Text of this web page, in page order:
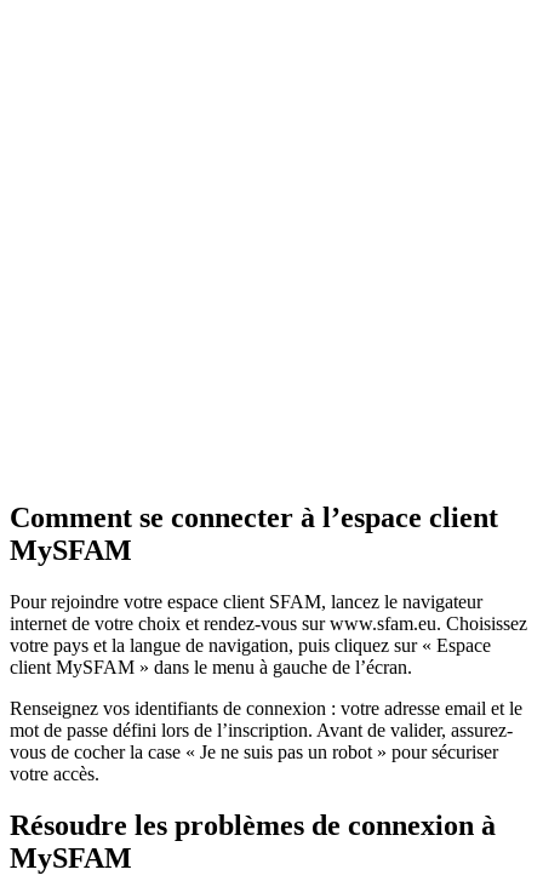
Comment se connecter à l’espace client
MySFAM
Pour rejoindre votre espace client SFAM, lancez le navigateur
internet de votre choix et rendez-vous sur www.sfam.eu. Choisissez
votre pays et la langue de navigation, puis cliquez sur « Espace
client MySFAM » dans le menu à gauche de l’écran.
Renseignez vos identifiants de connexion : votre adresse email et le
mot de passe défini lors de l’inscription. Avant de valider, assurez-
vous de cocher la case « Je ne suis pas un robot » pour sécuriser
votre accès.
Résoudre les problèmes de connexion à
MySFAM